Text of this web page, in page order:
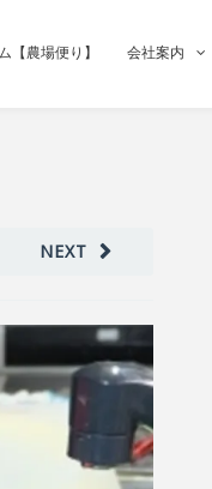
【農場便り】 会社案内
NEXT